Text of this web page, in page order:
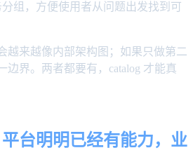
组，方便使用者从问题出发找到可
越来越像内部架构图；如果只做第二
边界。两者都要有，catalog 才能真
台明明已经有能力，业